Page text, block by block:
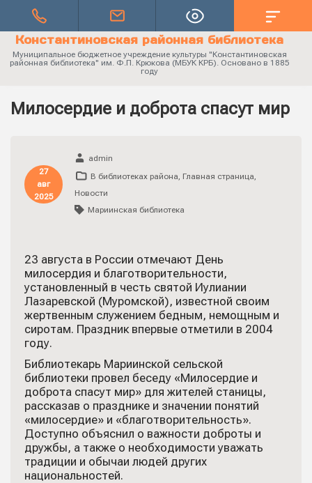
Константиновская районная библиотека
Муниципальное бюджетное учреждение культуры "Константиновская
районная библиотека" им. Ф.П. Крюкова (МБУК КРБ). Основано в 1885
году
Милосердие и доброта спасут мир
27
авг
2025
admin
В библиотеках района, Главная страница,
Новости
Мариинская библиотека
23 августа в России отмечают День
милосердия и благотворительности,
установленный в честь святой Иулиании
Лазаревской (Муромской), известной своим
жертвенным служением бедным, немощным и
сиротам. Праздник впервые отметили в 2004
году.
Библиотекарь Мариинской сельской
библиотеки провел беседу «Милосердие и
доброта спасут мир» для жителей станицы,
рассказав о празднике и значении понятий
«милосердие» и «благотворительность».
Доступно объяснил о важности доброты и
дружбы, а также о необходимости уважать
традиции и обычаи людей других
национальностей.